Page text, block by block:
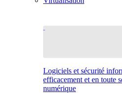
Logiciels et sécurité
efficacement et en toute
numérique